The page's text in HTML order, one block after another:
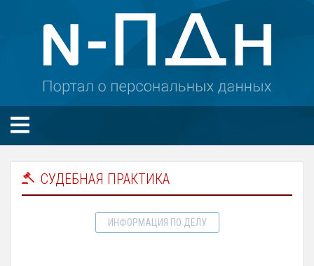
СУДЕБНАЯ ПРАКТИКА
ИНФОРМАЦИЯ ПО ДЕЛУ